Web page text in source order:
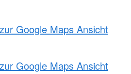
Google Maps Ansicht
Google Maps Ansicht